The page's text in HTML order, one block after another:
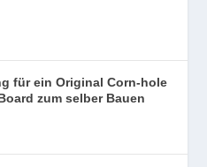
für ein Original Corn-hole
zum selber Bauen